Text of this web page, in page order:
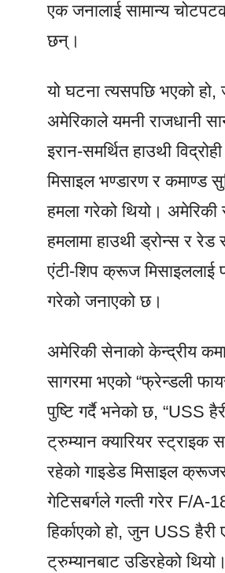
एक जनालाई सामान्य
छन्।
यो घटना त्यसपछि भएको हो,
अमेरिकाले यमनी राजधानी
इरान-समर्थित हाउथी
मिसाइल भण्डारण र कमाण्ड
हमला गरेको थियो।
हमलामा हाउथी ड्रोन्स र रेड
एंटी-शिप क्रूज मिसाइललाई
गरेको जनाएको छ।
अमेरिकी सेनाको केन्द्रीय
सागरमा भएको “फ्रेन्डली
पुष्टि गर्दै भनेको छ, “USS
ट्रुम्यान क्यारियर स्ट्राइक
रहेको गाइडेड मिसाइल
गेटिसबर्गले गल्ती गरेर F/A-
हिर्काएको हो, जुन USS हैरी
ट्रुम्यानबाट उडिरहेको